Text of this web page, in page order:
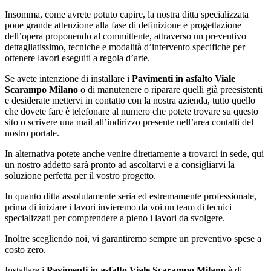
Insomma, come avrete potuto capire, la nostra ditta specializzata
pone grande attenzione alla fase di definizione e progettazione
dell’opera proponendo al committente, attraverso un preventivo
dettagliatissimo, tecniche e modalità d’intervento specifiche per
ottenere lavori eseguiti a regola d’arte.
Se avete intenzione di installare i Pavimenti in asfalto Viale
Scarampo Milano o di manutenere o riparare quelli già preesistenti
e desiderate mettervi in contatto con la nostra azienda, tutto quello
che dovete fare è telefonare al numero che potete trovare su questo
sito o scrivere una mail all’indirizzo presente nell’area contatti del
nostro portale.
In alternativa potete anche venire direttamente a trovarci in sede, qui
un nostro addetto sarà pronto ad ascoltarvi e a consigliarvi la
soluzione perfetta per il vostro progetto.
In quanto ditta assolutamente seria ed estremamente professionale,
prima di iniziare i lavori invieremo da voi un team di tecnici
specializzati per comprendere a pieno i lavori da svolgere.
Inoltre scegliendo noi, vi garantiremo sempre un preventivo spese a
costo zero.